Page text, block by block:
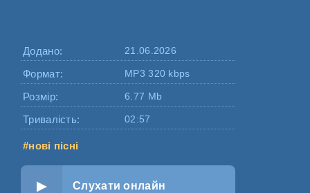
Додано: 21.06.2026
Формат: MP3 320 kbps
Розмір: 6.77 Mb
Тривалість: 02:57
#нові пісні
Слухати онлайн